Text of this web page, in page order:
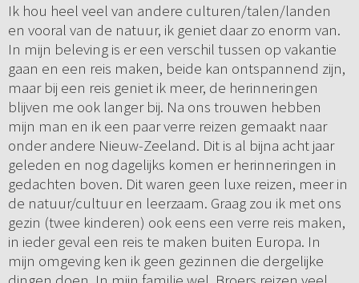
Ik hou heel veel van andere culturen/talen/landen
en vooral van de natuur, ik geniet daar zo enorm van.
In mijn beleving is er een verschil tussen op vakantie
gaan en een reis maken, beide kan ontspannend zijn,
maar bij een reis geniet ik meer, de herinneringen
blijven me ook langer bij. Na ons trouwen hebben
mijn man en ik een paar verre reizen gemaakt naar
onder andere Nieuw-Zeeland. Dit is al bijna acht jaar
geleden en nog dagelijks komen er herinneringen in
gedachten boven. Dit waren geen luxe reizen, meer in
de natuur/cultuur en leerzaam. Graag zou ik met ons
gezin (twee kinderen) ook eens een verre reis maken,
in ieder geval een reis te maken buiten Europa. In
mijn omgeving ken ik geen gezinnen die dergelijke